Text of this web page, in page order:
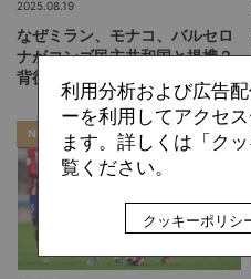
2025.08.19
なぜミラン、モナコ、バルセロ
ナがコンゴ民主共和国と提携？
背後に迫るルワンダとの代理戦
争の影
NEWS
利用分析および広告
ーを利用してアクセ
ます。詳しくは「ク
覧ください。
クッキーポリシ